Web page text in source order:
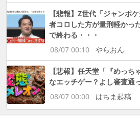
【悲報】Z世代「ジャンポ
者コロした方が量刑軽かっ
で終わる・・・
08/07 00:10
やらおん
【悲報】任天堂「『めっち
なエッチゲー？よし審査通
08/07 00:00
はちま起稿